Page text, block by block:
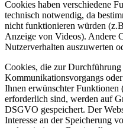
Cookies haben verschiedene
technisch notwendig, da
nicht funktionieren würden
Anzeige von Videos). Andere
Nutzerverhalten auszuwerten
Cookies, die zur Durchführung
Kommunikationsvorgangs
Ihnen erwünschter
erforderlich sind, werden auf
DSGVO gespeichert. Der
Interesse an der Speicherung